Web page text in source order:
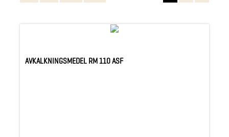
AVKALKNINGSMEDEL RM 110 ASF